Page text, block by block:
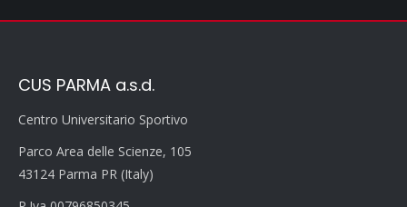
CUS PARMA a.s.d.
Centro Universitario Sportivo
Parco Area delle Scienze, 105
43124 Parma PR (Italy)